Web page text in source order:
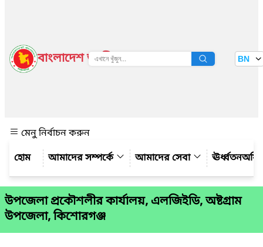
বাংলাদেশ জাতীয় তথ্য বাতায়ন BN
মেনু নির্বাচন করুন
আমাদের সম্পর্কে
আমাদের সেবা
উপজেলা প্রকৌশলীর কার্যালয়, এলজিইডি, অষ্টগ্রাম
উপজেলা, কিশোরগঞ্জ